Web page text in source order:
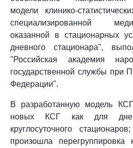
модели клинико-
специализированной
оказанной в стационарных
дневного стационара",
"Российская академия
государственной службы при
Федерации".
В разработанную модель
новых КСГ как для
круглосуточного
произошла перегруппировка